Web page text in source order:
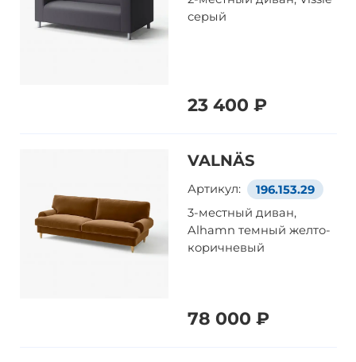
серый
23 400 ₽
VALNÄS
Артикул:
196.153.29
3-местный диван,
Alhamn темный желто-
коричневый
78 000 ₽